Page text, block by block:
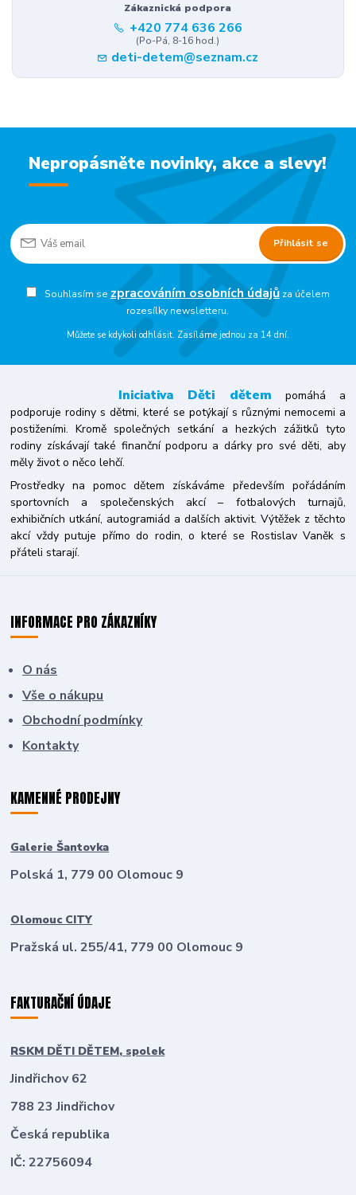
Zákaznická podpora
+420 774 636 266
(Po-Pá, 8-16 hod.)
deti-detem@seznam.cz
Nepropásněte novinky, akce a slevy!
Přihlásit se
Souhlasím se zpracováním osobních údajůza účelem
rozesílky newsletteru.
Můžete se kdykoli odhlásit. Zasíláme jednou za 14 dní.
Iniciativa Děti dětem pomáhá a
podporuje rodiny s dětmi, které se potýkají s různými nemocemi a
postiženími. Kromě společných setkání a hezkých zážitků tyto
rodiny získávají také finanční podporu a dárky pro své děti, aby
měly život o něco lehčí.
Prostředky na pomoc dětem získáváme především pořádáním
sportovních a společenských akcí – fotbalových turnajů,
exhibičních utkání, autogramiád a dalších aktivit. Výtěžek z těchto
akcí vždy putuje přímo do rodin, o které se Rostislav Vaněk s
přáteli starají.
INFORMACE PRO ZÁKAZNÍKY
O nás
Vše o nákupu
Obchodní podmínky
Kontakty
KAMENNÉ PRODEJNY
Galerie Šantovka
Polská 1, 779 00 Olomouc 9
Olomouc CITY
Pražská ul. 255/41, 779 00 Olomouc 9
FAKTURAČNÍ ÚDAJE
RSKM DĚTI DĚTEM, spolek
Jindřichov 62
788 23 Jindřichov
Česká republika
IČ: 22756094